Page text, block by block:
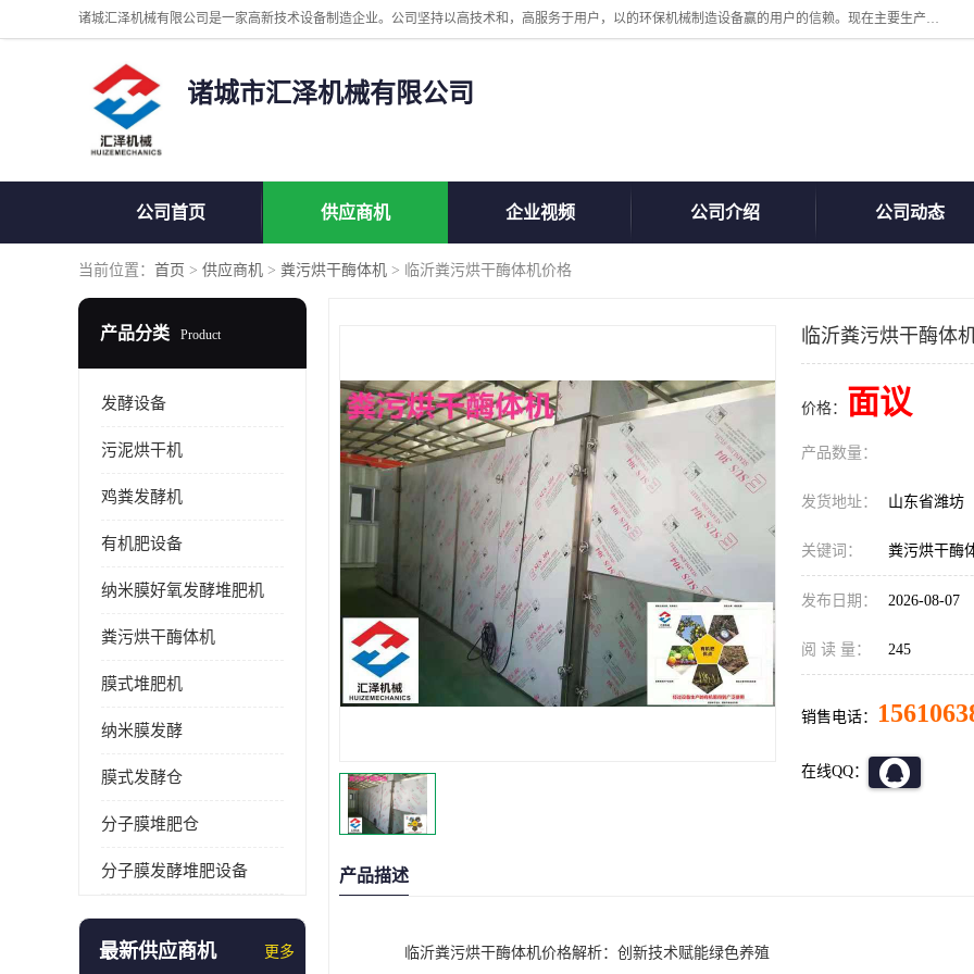
诸城汇泽机械有限公司是一家高新技术设备制造企业。公司坚持以高技术和，高服务于用户，以的环保机械制造设备赢的用户的信赖。现在主要生产死亡畜禽无害化处理和立式和卧式有机肥设备，搅拌机，烘干机，高温发酵机等。污水处理设备，固液分离机。气浮机，化制机等。公司秉承品质，用户至上，科技创新的经营理。
诸城市汇泽机械有限公司
公司首页 供应商机 企业视频 公司介绍 公司动态
当前位置： 首页 > 供应商机 > 粪污烘干酶体机 > 临沂粪污烘干酶体机价格
产品分类 Product
发酵设备
污泥烘干机
鸡粪发酵机
有机肥设备
纳米膜好氧发酵堆肥机
粪污烘干酶体机
膜式堆肥机
纳米膜发酵
膜式发酵仓
分子膜堆肥仓
分子膜发酵堆肥设备
最新供应商机 更多
临沂粪污烘干酶体
价格： 面议
产品数量：
发货地址： 山东省潍坊
关键词： 粪污烘干酶
发布日期： 2026-08-07
阅 读 量： 245
销售电话：
在线QQ：
产品描述
临沂粪污烘干酶体机价格解析：创新技术赋能绿色养殖